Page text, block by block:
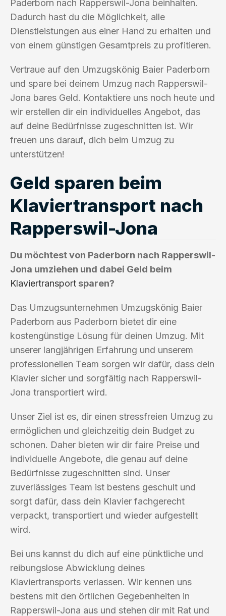
Paderborn nach Rapperswil-Jona beinhalten.
Dadurch hast du die Möglichkeit, alle
Dienstleistungen aus einer Hand zu erhalten und
von einem günstigen Gesamtpreis zu profitieren.
Vertraue auf den Umzugskönig Baier Paderborn
und spare bei deinem Umzug nach Rapperswil-
Jona bares Geld. Kontaktiere uns noch heute und
wir erstellen dir ein individuelles Angebot, das
auf deine Bedürfnisse zugeschnitten ist. Wir
freuen uns darauf, dich beim Umzug zu
unterstützen!
Geld sparen beim
Klaviertransport nach
Rapperswil-Jona
Du möchtest von Paderborn nach Rapperswil-
Jona umziehen und dabei Geld beim
Klaviertransport sparen?
Das Umzugsunternehmen Umzugskönig Baier
Paderborn aus Paderborn bietet dir eine
kostengünstige Lösung für deinen Umzug. Mit
unserer langjährigen Erfahrung und unserem
professionellen Team sorgen wir dafür, dass dein
Klavier sicher und sorgfältig nach Rapperswil-
Jona transportiert wird.
Unser Ziel ist es, dir einen stressfreien Umzug zu
ermöglichen und gleichzeitig dein Budget zu
schonen. Daher bieten wir dir faire Preise und
individuelle Angebote, die genau auf deine
Bedürfnisse zugeschnitten sind. Unser
zuverlässiges Team ist bestens geschult und
sorgt dafür, dass dein Klavier fachgerecht
verpackt, transportiert und wieder aufgestellt
wird.
Bei uns kannst du dich auf eine pünktliche und
reibungslose Abwicklung deines
Klaviertransports verlassen. Wir kennen uns
bestens mit den örtlichen Gegebenheiten in
Rapperswil-Jona aus und stehen dir mit Rat und